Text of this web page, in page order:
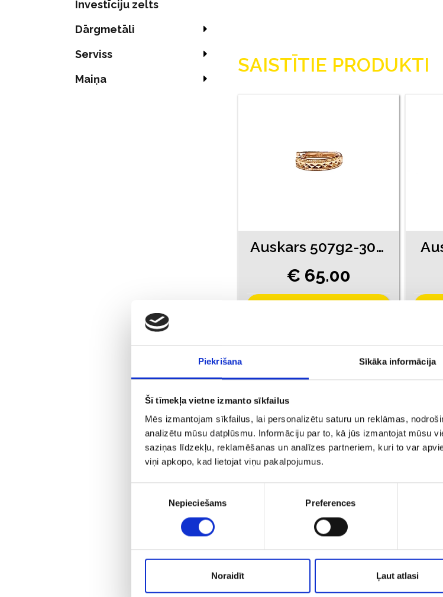
Piekrišana Sīkāka informācija
Šī tīmekļa vietne izmanto sīkfailus
Mēs izmantojam sīkfailus, lai personalizētu saturu un reklāmas,
analizētu mūsu datplūsmu. Informāciju par to, kā jūs izmantojat mūsu
saziņas līdzekļu, reklamēšanas un analīzes partneriem, kuri to var
viņi apkopo, kad lietojat viņu pakalpojumus.
Nepieciešams Preferences
Noraidīt Ļaut atlasi
Investīciju zelts
Dārgmetāli
Serviss
Maiņa
SAISTĪTIE PRODUKTI
Auskars 507g2-3051
€ 65.00
Auskari 1632-3463
€ 50.00
PIEVIENOT GROZAM